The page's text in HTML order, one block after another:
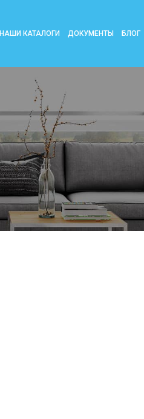
НАШИ КАТАЛОГИ ДОКУМЕНТЫ БЛОГ